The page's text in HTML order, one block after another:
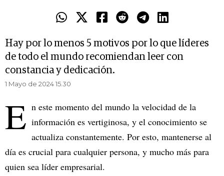
Hay por lo menos 5 motivos por lo que líderes
de todo el mundo recomiendan leer con
constancia y dedicación.
1 Mayo de 2024 15.30
E n este momento del mundo la velocidad de la
información es vertiginosa, y el conocimiento se
actualiza constantemente. Por esto, mantenerse al
día es crucial para cualquier persona, y mucho más para
quien sea líder empresarial.